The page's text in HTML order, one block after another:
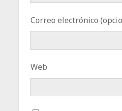
Correo electrónico
Web